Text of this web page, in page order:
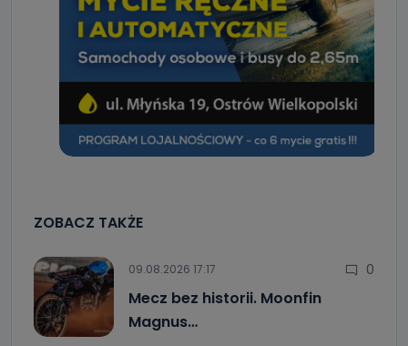
ZOBACZ TAKŻE
09.08.2026 17:17 0
Mecz bez historii. Moonfin
Magnus…